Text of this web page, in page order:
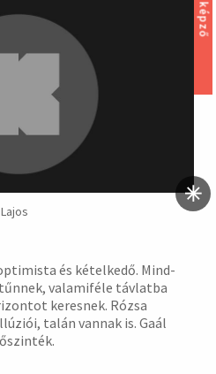
képző
és kétel­kedő. Mind­
valami­féle táv­latba
keres­nek. Rózsa
talán vannak is. Gaál